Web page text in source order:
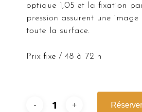
optique 1,05 et la fixation
pression assurent une image
toute la surface.
Prix fixe / 48 à 72 h